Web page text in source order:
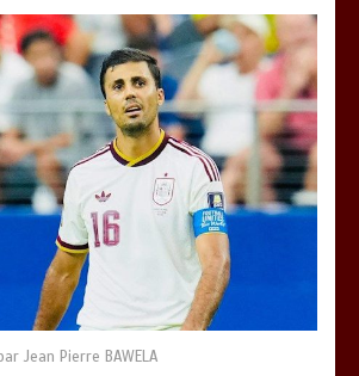
civilisation
0 4 minutes
Jean Pierre BAWELA